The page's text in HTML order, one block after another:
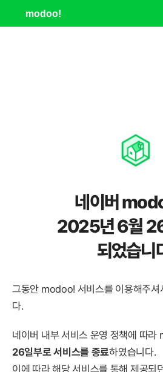
modoo!
네이버
2025년 6월
되었습니
그동안 modoo! 서비스를 이용해주셔
다.
네이버 내부 서비스 운영 정책에 따
26일부로 서비스를 종료하였습니다.
이에 따라 해당 서비스를 통해 제공되